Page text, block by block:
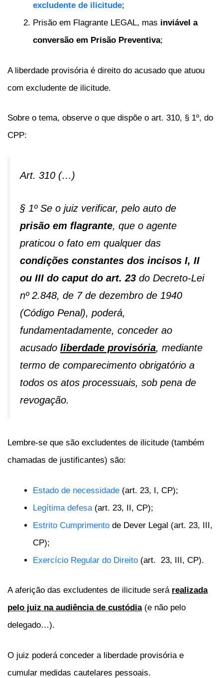
excludente de ilicitude;
Prisão em Flagrante LEGAL, mas inviável a
conversão em Prisão Preventiva;
A liberdade provisória é direito do acusado que atuou
com excludente de ilicitude.
Sobre o tema, observe o que dispõe o art. 310, § 1º, do
CPP:
Art. 310 (…)
§ 1º Se o juiz verificar, pelo auto de
prisão em flagrante, que o agente
praticou o fato em qualquer das
condições constantes dos incisos I, II
ou III do caput do art. 23 do Decreto-Lei
nº 2.848, de 7 de dezembro de 1940
(Código Penal), poderá,
fundamentadamente, conceder ao
acusado liberdade provisória, mediante
termo de comparecimento obrigatório a
todos os atos processuais, sob pena de
revogação.
Lembre-se que são excludentes de ilicitude (também
chamadas de justificantes) são:
Estado de necessidade (art. 23, I, CP);
Legítima defesa (art. 23, II, CP);
Estrito Cumprimento de Dever Legal (art. 23, III,
CP);
Exercício Regular do Direito (art. 23, III, CP).
A aferição das excludentes de ilicitude será realizada
pelo juiz na audiência de custódia(e não pelo
delegado…).
O juiz poderá conceder a liberdade provisória e
cumular medidas cautelares pessoais.